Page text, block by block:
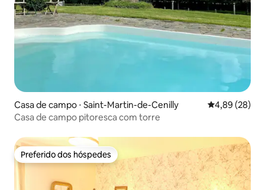
Casa de campo ⋅ Saint-Martin-de-Cenilly 4,89 de uma
4,89 (28)
Casa de campo pitoresca com torre
Preferido dos hóspedes
Preferido dos hóspedes